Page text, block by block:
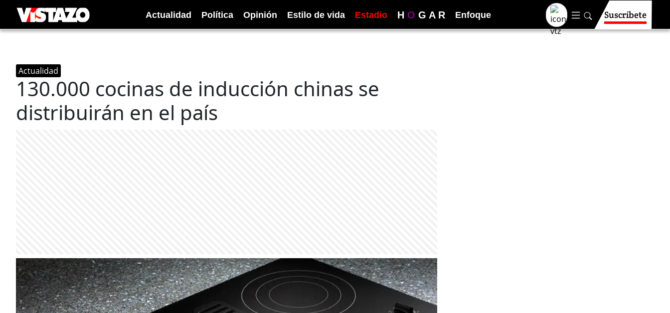
Actualidad Política Opinión Estilo de vida Estadio H O G A R Enfoque Suscríbete
Actualidad
130.000 cocinas de inducción chinas se
distribuirán en el país